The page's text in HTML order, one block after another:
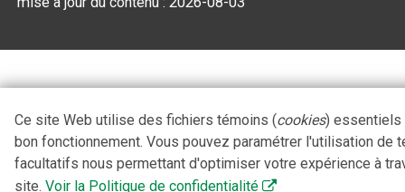
Ce site Web utilise des fichiers témoins (cookies) essentiels
bon fonctionnement. Vous pouvez paramétrer l'utilisation de
facultatifs nous permettant d'optimiser votre expérience à
site. Voir la Politique de confidentialité